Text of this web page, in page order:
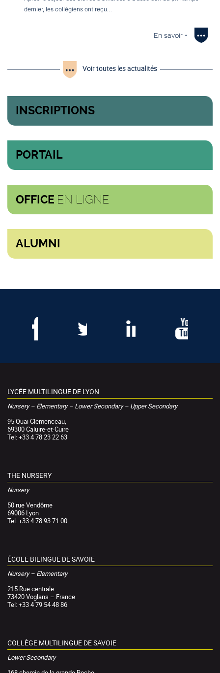
dernier, les collégiens ont reçu…
En savoir +
Voir toutes les actualités
INSCRIPTIONS
PORTAIL
OFFICE EN LIGNE
ALUMNI
LYCÉE MULTILINGUE DE LYON
Nursery – Elementary – Lower Secondary – Upper Secondary
95 Quai Clemenceau,
69300 Caluire-et-Cuire
Tel: +33 4 78 23 22 63
THE NURSERY
Nursery
50 rue Vendôme
69006 Lyon
Tel: +33 4 78 93 71 00
ÉCOLE BILINGUE DE SAVOIE
Nursery – Elementary
215 Rue centrale
73420 Voglans – France
Tel: +33 4 79 54 48 86
COLLÈGE MULTILINGUE DE SAVOIE
Lower Secondary